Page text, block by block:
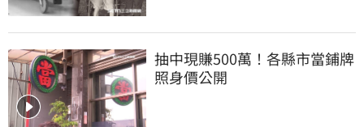
抽中現賺500萬！各縣市當鋪牌
照身價公開